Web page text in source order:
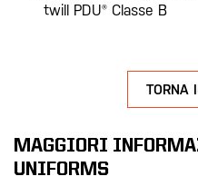
twill PDU® Classe B
TORNA
MAGGIORI
UNIFORMS